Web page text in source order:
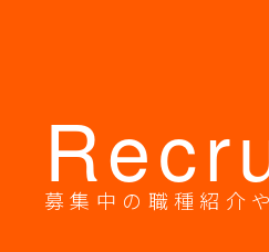
募集中の職種紹介